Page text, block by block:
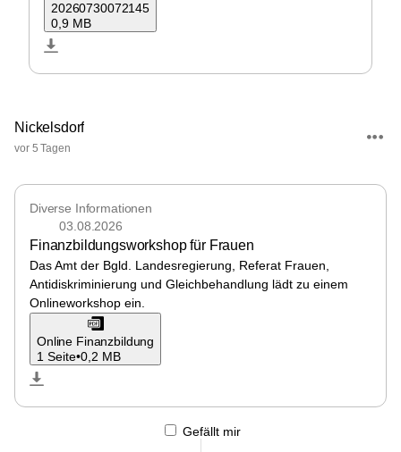
20260730072145
0,9 MB
Nickelsdorf
vor 5 Tagen
Diverse Informationen
03.08.2026
Finanzbildungsworkshop für Frauen
Das Amt der Bgld. Landesregierung, Referat Frauen,
Antidiskriminierung und Gleichbehandlung lädt zu einem
Onlineworkshop ein.
Online Finanzbildung
1 Seite•0,2 MB
Gefällt mir